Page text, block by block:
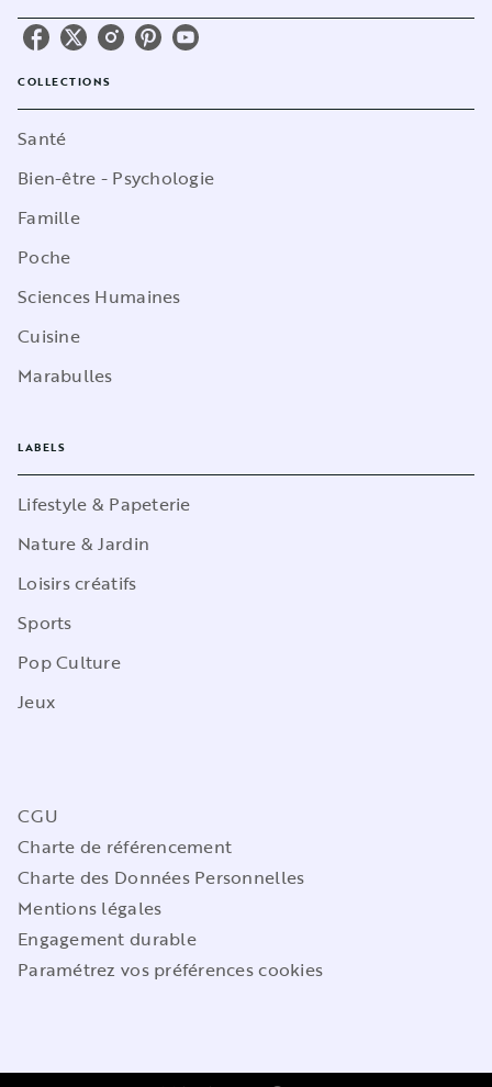
COLLECTIONS
Santé
Bien-être - Psychologie
Famille
Poche
Sciences Humaines
Cuisine
Marabulles
LABELS
Lifestyle & Papeterie
Nature & Jardin
Loisirs créatifs
Sports
Pop Culture
Jeux
CGU
Charte de référencement
Charte des Données Personnelles
Mentions légales
Engagement durable
Paramétrez vos préférences cookies